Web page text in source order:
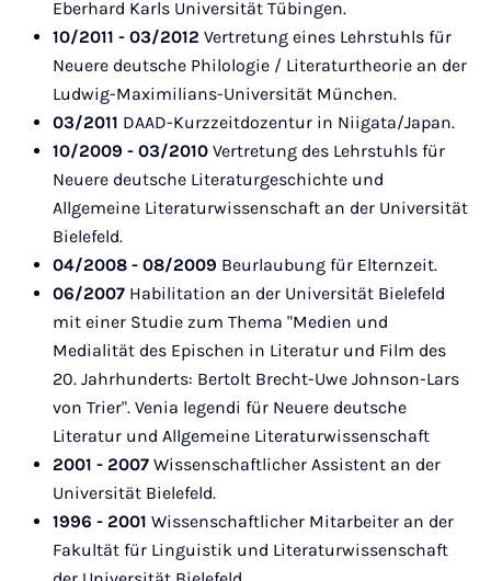
Eberhard Karls Universität Tübingen.
10/2011 - 03/2012 Vertretung eines Lehrstuhls für
Neuere deutsche Philologie / Literaturtheorie an der
Ludwig-Maximilians-Universität München.
03/2011 DAAD-Kurzzeitdozentur in Niigata/Japan.
10/2009 - 03/2010 Vertretung des Lehrstuhls für
Neuere deutsche Literaturgeschichte und
Allgemeine Literaturwissenschaft an der Universität
Bielefeld.
04/2008 - 08/2009 Beurlaubung für Elternzeit.
06/2007 Habilitation an der Universität Bielefeld
mit einer Studie zum Thema "Medien und
Medialität des Epischen in Literatur und Film des
20. Jahrhunderts: Bertolt Brecht-Uwe Johnson-Lars
von Trier". Venia legendi für Neuere deutsche
Literatur und Allgemeine Literaturwissenschaft
2001 - 2007 Wissenschaftlicher Assistent an der
Universität Bielefeld.
1996 - 2001 Wissenschaftlicher Mitarbeiter an der
Fakultät für Linguistik und Literaturwissenschaft